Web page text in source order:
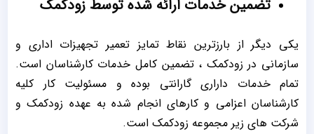
تضمین خدمات ارائه شده توسط زودکمک
یکی دیگر از بارزترین نقاط تمایز تعمیر تجهیزات اداری و
سازمانی در زودکمک ، تضمین کامل خدمات کارشناسان است.
تمام خدمات داراری گارانتی بوده و مسئولیت کار کلیه
کارشناسان اعزامی و کارهای انجام شده به عهده زودکمک و
شرکت های زیر مجموعه زودکمک است.